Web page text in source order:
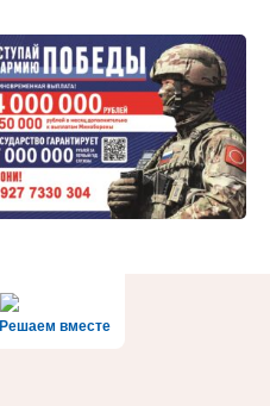
Решаем вместе